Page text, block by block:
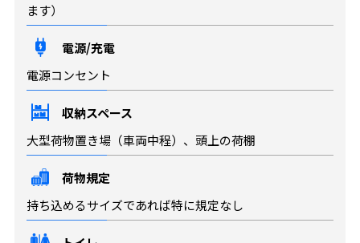
ます）
電源/充電
電源コンセント
収納スペース
大型荷物置き場（車両中程）、頭上の荷棚
荷物規定
持ち込めるサイズであれば特に規定なし